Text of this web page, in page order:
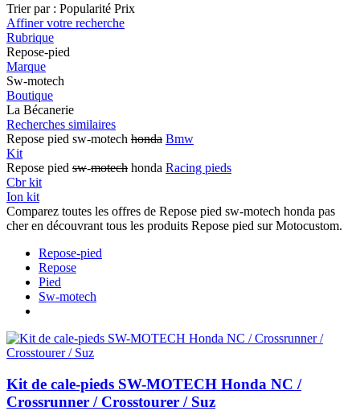
Trier par : Popularité Prix
Affiner votre recherche
Rubrique
Repose-pied
Marque
Sw-motech
Boutique
La Bécanerie
Recherches similaires
Repose pied sw-motech honda Bmw
Kit
Repose pied sw-motech honda Racing pieds
Cbr kit
Ion kit
Comparez toutes les offres de Repose pied sw-motech honda pas
cher en découvrant tous les produits Repose pied sur Motocustom.
Repose-pied
Repose
Pied
Sw-motech
Kit de cale-pieds SW-MOTECH Honda NC /
Crossrunner / Crosstourer / Suz